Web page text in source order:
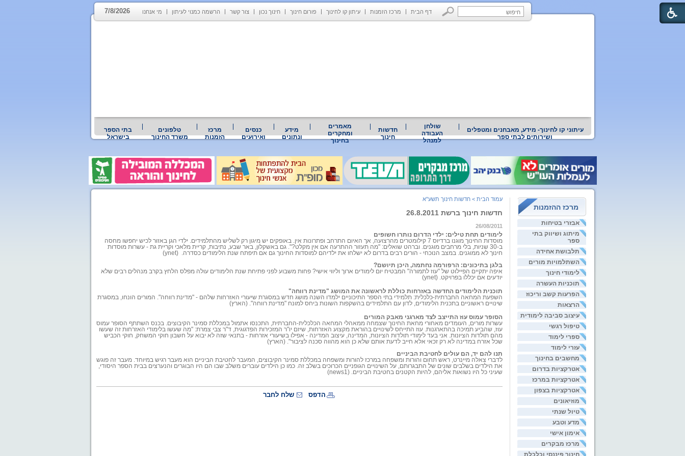
דף הבית מרכז הזמנות עיתון קו לחינוך פורום חינוך חינוך נכון צור קשר הרשמה כמנוי לעיתון מי אנחנו 7/8/2026
עיתוני קו לחינוך- מידע, מאבחנים ומטפלים
ושירותים לבתי ספר
שולחן
העבודה
למנהל
חדשות
חינוך
מאמרים
ומחקרים
בחינוך
מידע
ונתונים
כנסים
ואירועים
מרכז
הזמנות
טלפונים
משרד החינוך
בתי הספר
בישראל
מרכז ההזמנות
אבזרי בטיחות
מיתוג ושיווק בתי
ספר
תלבושת אחידה
השתלמויות מורים
לימודי חינוך
תוכניות העשרה
הפרעות קשב וריכוז
הרצאות
עיצוב סביבה לימודית
טיפול רגשי
ספרי לימוד
עזרי לימוד
מחשבים בחינוך
אטרקציות בדרום
אטרקציות במרכז
אטרקציות בצפון
מוזיאונים
טיול שנתי
מדע וטבע
אימון אישי
מרכז מבקרים
חינוך פיננסי וכלכלת
עמוד הבית > חדשות חינוך תשע"א
חדשות חינוך ברשת 26.8.2011
26/08/2011
לימודים תחת טילים: ילדי הדרום נותרו חשופים
מוסדות החינוך מוגנו ברדיוס 7 קילומטרים מהרצועה, אך האיום התרחב ופתרונות אין. באופקים יש מיגון רק לשליש מהתלמידים. ילדי הגן באזור לכיש יחפשו מחסה
ב-30 שניות, בלי מרחבים מוגנים. וברהט שואלים: "מה תעזור ההתרעה אם אין מקלט?". גם באשקלון, באר שבע, נתיבות, קריית מלאכי וקריית גת - עשרות מוסדות
חינוך לא ממוגנים. במצב הנוכחי - הורים רבים בדרום לא ישלחו את ילדיהם למוסדות החינוך גם אם תיפתח שנת הלימודים כסדרה. (ynet)
בלגן בתיכונים: הרפורמה נחתמה, היכן תיושם?
איפה יתקיים הפיילוט של "עוז לתמורה" המבטיח יום לימודים ארוך וליווי אישי? פחות משבוע לפני פתיחת שנת הלימודים עולה מפלס הלחץ בקרב מנהלים רבים שלא
יודעים אם יכללו בפרויקט. (ynet)
תוכנית הלימודים החדשה באזרחות כוללת לראשונה את המושג "מדינת רווחה"
השפעת המחאה החברתית-כלכלית: תלמידי בתי הספר התיכוניים ילמדו השנה מושג חדש במסגרת שיעורי האזרחות שלהם - "מדינת רווחה". המורים הונחו, במסגרת
שינויים ראשוניים בתכנית הלימודים, לדון עם התלמידים בהשקפות השונות ביחס למונח "מדינת רווחה". (הארץ)
הסופר עמוס עוז התייצב לצד מארגני מאבק המורים
עשרות מורים, העומדים מאחורי מחאת החינוך שצמחה ממאהלי המחאה הכלכלית-החברתית, התכנסו אתמול במכללת סמינר הקיבוצים. בכנס השתתף הסופר עמוס
עוז, שהביע תמיכה בהתארגנות. עוז התייחס לשינויים בהוראת מקצוע האזרחות, שיזם יו"ר המזכירות הפדגוגית, ד"ר צבי צמרת: "מה שעשו בלימודי האזרחות זה שעשו
מהם תולדות הציונות. אני בעד לימודי תולדות הציונות, המדינה, עיצוב המדינה - אפילו בשיעורי אזרחות - בתנאי שזה לא יבוא על חשבון חוקי המשחק, חוקי הכביש
שכל אזרח במדינה לא רק זכאי אלא חייב לדעת אותם שלא כן הוא מהווה סכנה לציבור". (הארץ)
תנו להם יד, הם עולים לחטיבת הביניים
לדברי צאלה מיינרט, ראש תחום והורות ומשפחה במרכז להורות ומשפחה במכללת סמינר הקיבוצים, המעבר לחטיבת הביניים הוא מעבר רגיש במיוחד. מעבר זה פוגש
את הילדים בשלבים שונים של התבגרותם, על השינויים הגופניים הכרוכים בשלב זה. כמו כן הילדים עוברים משלב שבו הם היו הבוגרים והנערצים בבית הספר היסודי,
שעיני כל היו נשואות אליהם, להיות הקטנים בחטיבת הביניים. (news1)
הדפס שלח לחבר